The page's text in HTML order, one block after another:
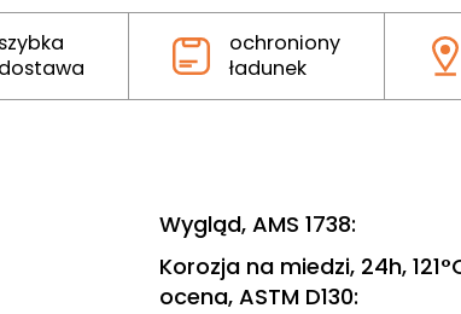
szybka
dostawa
ochroniony
ładunek
Wygląd, AMS 1738:
Korozja na miedzi, 24h,
ocena, ASTM D130: